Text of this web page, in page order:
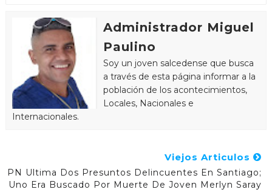
Administrador Miguel
Paulino
Soy un joven salcedense que busca
a través de esta página informar a la
población de los acontecimientos,
Locales, Nacionales e
Internacionales.
Viejos Articulos
PN Ultima Dos Presuntos Delincuentes En Santiago;
Uno Era Buscado Por Muerte De Joven Merlyn Saray